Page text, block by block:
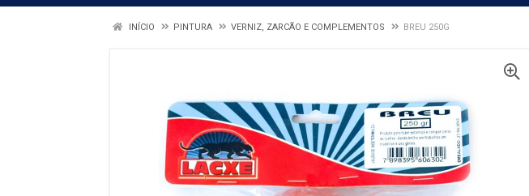
INÍCIO PINTURA VERNIZ, ZARCÃO E COMPLEMENTOS BREU 250G